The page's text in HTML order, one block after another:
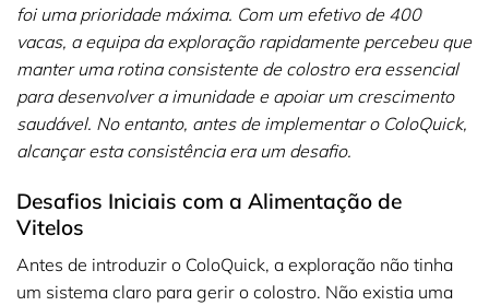
foi uma prioridade máxima. Com um efetivo de 400
vacas, a equipa da exploração rapidamente percebeu que
manter uma rotina consistente de colostro era essencial
para desenvolver a imunidade e apoiar um crescimento
saudável. No entanto, antes de implementar o ColoQuick,
alcançar esta consistência era um desafio.
Desafios Iniciais com a Alimentação de
Vitelos
Antes de introduzir o ColoQuick, a exploração não tinha
um sistema claro para gerir o colostro. Não existia uma